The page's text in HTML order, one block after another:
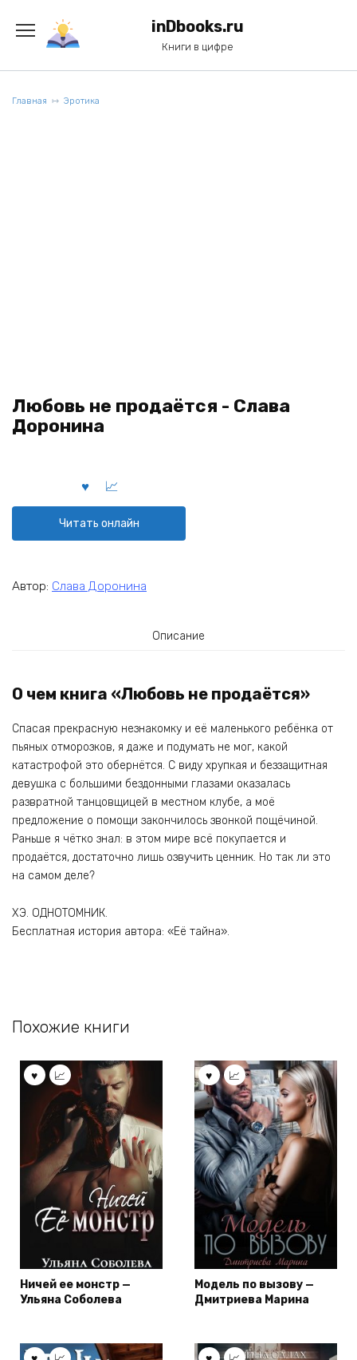
содержанию
inDbooks.ru
Книги в цифре
Главная Эротика
Любовь не продаётся - Слава
Доронина
Читать онлайн
Автор: Слава Доронина
Описание
О чем книга «Любовь не продаётся»
Спасая прекрасную незнакомку и её маленького ребёнка от
пьяных отморозков, я даже и подумать не мог, какой
катастрофой это обернётся. С виду хрупкая и беззащитная
девушка с большими бездонными глазами оказалась
развратной танцовщицей в местном клубе, а моё
предложение о помощи закончилось звонкой пощёчиной.
Раньше я чётко знал: в этом мире всё покупается и
продаётся, достаточно лишь озвучить ценник. Но так ли это
на самом деле?
ХЭ. ОДНОТОМНИК.
Бесплатная история автора: «Её тайна».
Похожие книги
Ничей ее монстр —
Ульяна Соболева
Модель по вызову —
Дмитриева Марина